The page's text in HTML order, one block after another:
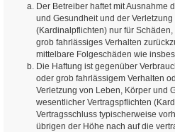
Der Betreiber haftet mit Ausnahme
und Gesundheit und der
(Kardinalpflichten) nur für
grob fahrlässiges Verhalten
mittelbare Folgeschäden wie
Die Haftung ist gegenüber
oder grob fahrlässigem Verhalten
Verletzung von Leben, Körper und
wesentlicher Vertragspflichten
Vertragsschluss typischerweise
übrigen der Höhe nach auf die